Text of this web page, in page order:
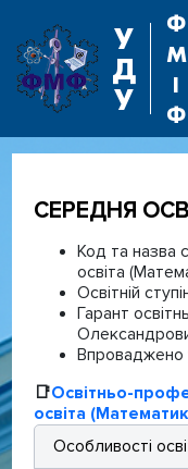
У
Д
У
Ф
М
І
Ф
СЕРЕДНЯ
Код та назва
освіта
Освітній
Гарант
Впроваджено
📑Освітньо-
освіта
Особливості